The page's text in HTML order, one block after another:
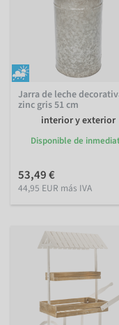
Jarra de leche
zinc gris 51 cm
interior y exterior
Disponible de
53,49 €
44,95 EUR más IVA